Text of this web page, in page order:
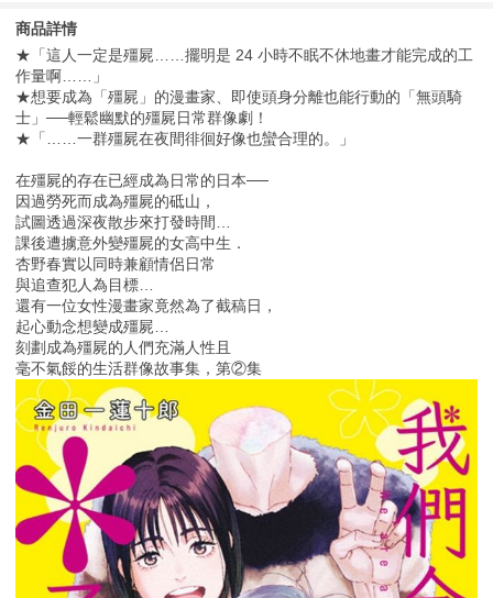
商品詳情
★「這人一定是殭屍……擺明是 24 小時不眠不休地畫才能完成的工
作量啊……」
★想要成為「殭屍」的漫畫家、即使頭身分離也能行動的「無頭騎
士」──輕鬆幽默的殭屍日常群像劇！
★「……一群殭屍在夜間徘徊好像也蠻合理的。」
在殭屍的存在已經成為日常的日本──
因過勞死而成為殭屍的砥山，
試圖透過深夜散步來打發時間…
課後遭擄意外變殭屍的女高中生．
杏野春實以同時兼顧情侶日常
與追查犯人為目標…
還有一位女性漫畫家竟然為了截稿日，
起心動念想變成殭屍…
刻劃成為殭屍的人們充滿人性且
毫不氣餒的生活群像故事集，第②集